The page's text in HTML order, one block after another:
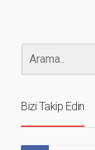
Bizi Takip Edin